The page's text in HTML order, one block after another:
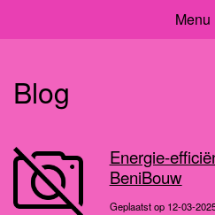
Menu
Blog
Energie-
BeniBouw
Geplaatst op 12-03-